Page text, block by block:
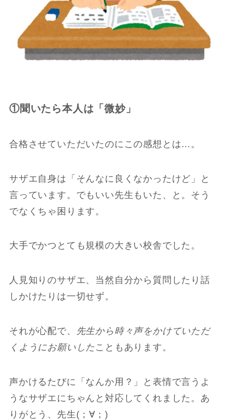
①聞いたら本人は「微妙」
合格させていただいたのにこの感想とは…。
サザエ自身は「そんなに良くなかったけど」と
言っています。でもいい先生もいた、と。そう
でなくちゃ困ります。
大手でかつとても規模の大きい校舎でした。
人見知りのサザエ、当然自分から質問したり話
しかけたりは一切せず。
それが心配で、
先生から時々声をかけていただ
くようにお願いした こともあります。
声かけるたびに「なんか用？」と表情で言うよ
うなサザエにちゃんと対応してくれました。あ
りがとう、先生(；∀；)